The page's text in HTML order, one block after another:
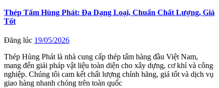
Thép Tấm Hùng Phát: Đa Dạng Loại, Chuẩn Chất Lượng, Giá
Tốt
Đăng lúc 19/05/2026
Thép Hùng Phát là nhà cung cấp thép tấm hàng đầu Việt Nam,
mang đến giải pháp vật liệu toàn diện cho xây dựng, cơ khí và công
nghiệp. Chúng tôi cam kết chất lượng chính hãng, giá tốt và dịch vụ
giao hàng nhanh chóng trên toàn quốc